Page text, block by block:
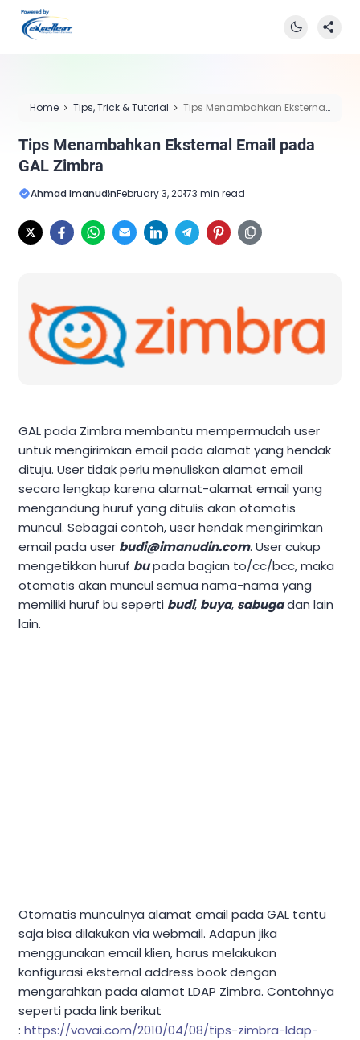
Home Tips, Trick & Tutorial
Tips Menambahkan Eksternal
Tips Menambahkan Eksternal Email pada
GAL Zimbra
Ahmad ImanudinFebruary 3, 20173 min read
GAL pada Zimbra membantu mempermudah user
untuk mengirimkan email pada alamat yang hendak
dituju. User tidak perlu menuliskan alamat email
secara lengkap karena alamat-alamat email yang
mengandung huruf yang ditulis akan otomatis
muncul. Sebagai contoh, user hendak mengirimkan
email pada user budi@imanudin.com. User cukup
mengetikkan huruf bupada bagian to/cc/bcc, maka
otomatis akan muncul semua nama-nama yang
memiliki huruf bu seperti budi, buya, sabugadan lain
lain.
Otomatis munculnya alamat email pada GAL tentu
saja bisa dilakukan via webmail. Adapun jika
menggunakan email klien, harus melakukan
konfigurasi eksternal address book dengan
mengarahkan pada alamat LDAP Zimbra. Contohnya
seperti pada link berikut
: https://vavai.com/2010/04/08/tips-zimbra-ldap-